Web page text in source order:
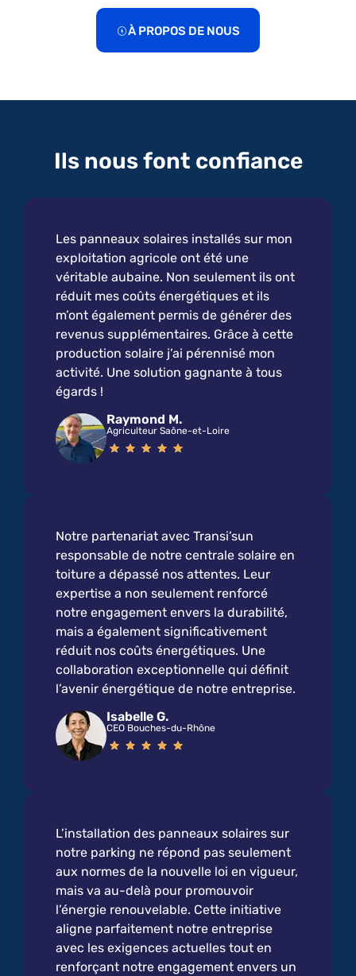
À PROPOS DE NOUS
Ils nous font confiance
Les panneaux solaires installés sur mon
exploitation agricole ont été une
véritable aubaine. Non seulement ils ont
réduit mes coûts énergétiques et ils
m’ont également permis de générer des
revenus supplémentaires. Grâce à cette
production solaire j’ai pérennisé mon
activité. Une solution gagnante à tous
égards !
Raymond M.
Agriculteur Saône-et-Loire
Notre partenariat avec Transi’sun
responsable de notre centrale solaire en
toiture a dépassé nos attentes. Leur
expertise a non seulement renforcé
notre engagement envers la durabilité,
mais a également significativement
réduit nos coûts énergétiques. Une
collaboration exceptionnelle qui définit
l’avenir énergétique de notre entreprise.
Isabelle G.
CEO Bouches-du-Rhône
L’installation des panneaux solaires sur
notre parking ne répond pas seulement
aux normes de la nouvelle loi en vigueur,
mais va au-delà pour promouvoir
l’énergie renouvelable. Cette initiative
aligne parfaitement notre entreprise
avec les exigences actuelles tout en
renforçant notre engagement envers un